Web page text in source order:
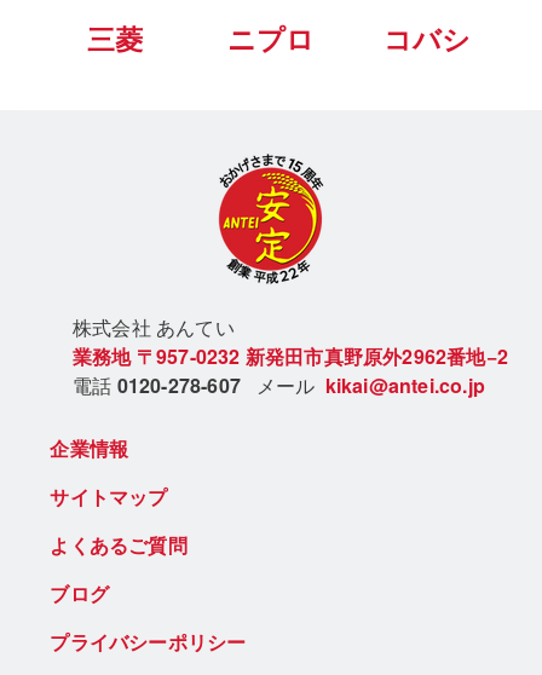
三菱
ニプロ コバシ
株式会社 あんてい
業務地 〒957-0232 新発田市真野原外2962番地−2
電話 0120-278-607 メール kikai@antei.co.jp
企業情報
サイトマップ
よくあるご質問
ブログ
プライバシーポリシー